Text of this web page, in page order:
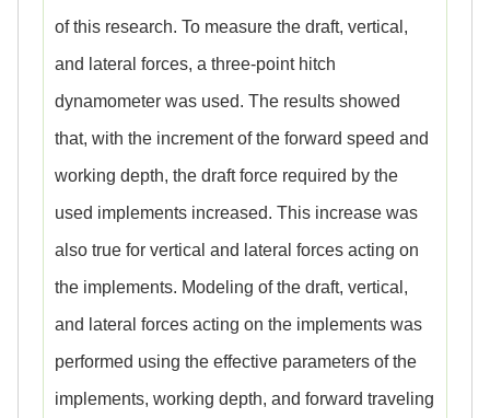
of this research. To measure the draft, vertical,
and lateral forces, a three-point hitch
dynamometer was used. The results showed
that, with the increment of the forward speed and
working depth, the draft force required by the
used implements increased. This increase was
also true for vertical and lateral forces acting on
the implements. Modeling of the draft, vertical,
and lateral forces acting on the implements was
performed using the effective parameters of the
implements, working depth, and forward traveling